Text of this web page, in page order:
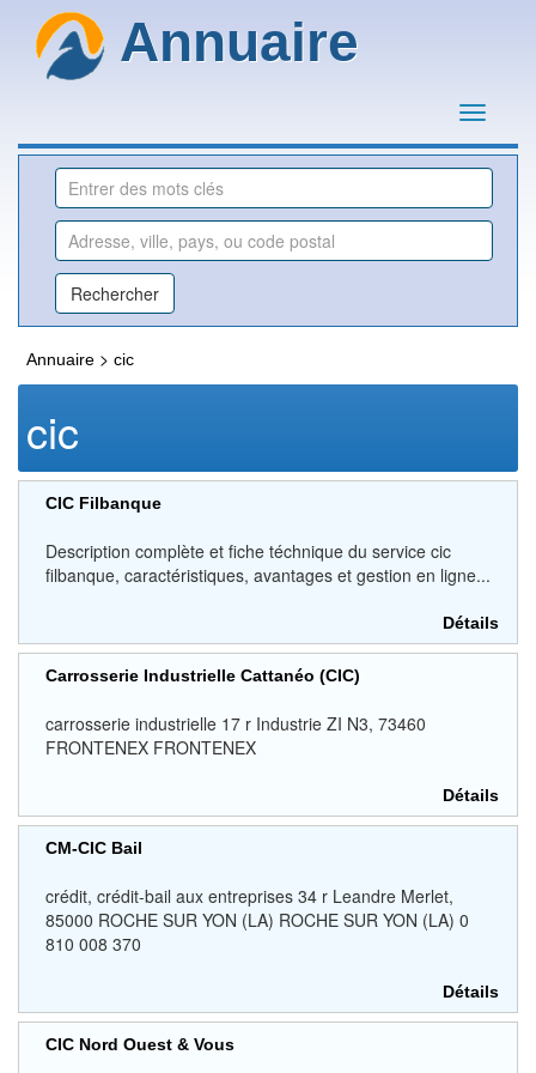
Annuaire
Annuaire > cic
cic
CIC Filbanque
Description complète et fiche téchnique du service cic
filbanque, caractéristiques, avantages et gestion en ligne...
Détails
Carrosserie Industrielle Cattanéo (CIC)
carrosserie industrielle 17 r Industrie ZI N3, 73460
FRONTENEX FRONTENEX
Détails
CM-CIC Bail
crédit, crédit-bail aux entreprises 34 r Leandre Merlet,
85000 ROCHE SUR YON (LA) ROCHE SUR YON (LA) 0
810 008 370
Détails
CIC Nord Ouest & Vous